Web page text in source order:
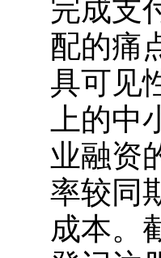
完成支
配的痛
具可见
上的
业融资
率较同
成本。